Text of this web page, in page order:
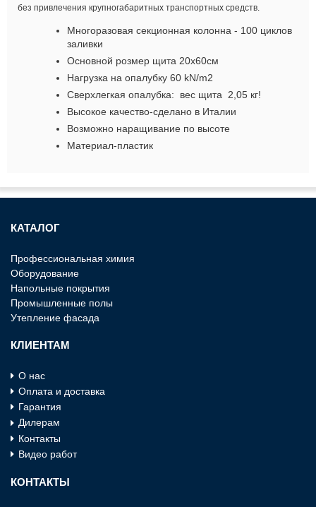
без привлечения крупногабаритных транспортных средств.
Многоразовая секционная колонна - 100 циклов
заливки
Основной розмер щита 20х60см
Нагрузка на опалубку 60 kN/m2
Сверхлегкая опалубка: вес щита 2,05 кг!
Высокое качество-сделано в Италии
Возможно наращивание по высоте
Материал-пластик
КАТАЛОГ
Профессиональная химия
Оборудование
Напольные покрытия
Промышленные полы
Утепление фасада
КЛИЕНТАМ
О нас
Оплата и доставка
Гарантия
Дилерам
Контакты
Видео работ
КОНТАКТЫ